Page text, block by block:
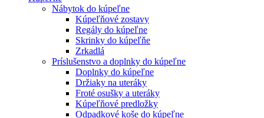
Nábytok do kúpeľne
Kúpeľňové zostavy
Regály do kúpeľne
Skrinky do kúpeľňe
Zrkadlá
Príslušenstvo a doplnky do kúpeľne
Doplnky do kúpeľne
Držiaky na uteráky
Froté osušky a uteráky
Kúpeľňové predložky
Odpadkové koše do kúpeľne